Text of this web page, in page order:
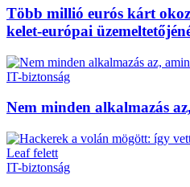
Több millió eurós kárt
kelet-európai
IT-biztonság
Nem minden alkalmazás
IT-biztonság